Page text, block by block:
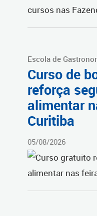
Escola de
Curso de
reforça
alimentar
Curitiba
05/08/2026